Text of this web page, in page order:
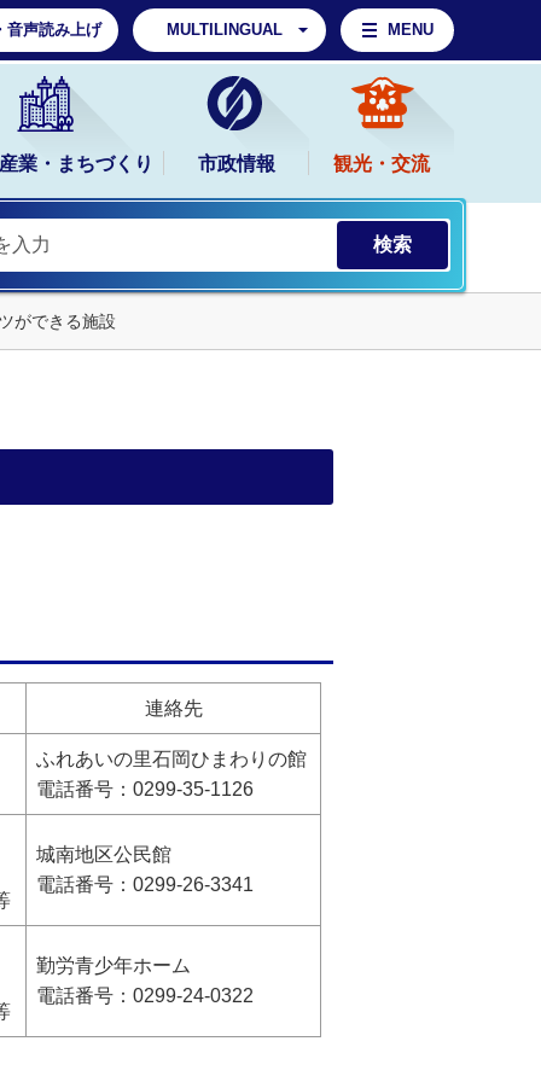
音声読み上げ MULTILINGUAL MENU
業・まちづくり 市政情報 観光・交流
ができる施設
連絡先
ふれあいの里石岡ひまわりの館
電話番号：0299-35-1126
城南地区公民館
電話番号：0299-26-3341
勤労青少年ホーム
電話番号：0299-24-0322